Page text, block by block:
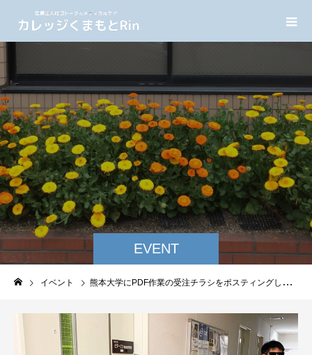
EVENT
イベント 熊本大学にPDF作業の受注チラシをポスティングしました。